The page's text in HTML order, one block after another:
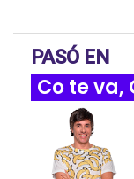
PASÓ EN
Co te va,